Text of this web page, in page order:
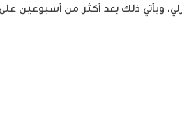
ويأتي ذلك بعد أكثر من أسبوعين